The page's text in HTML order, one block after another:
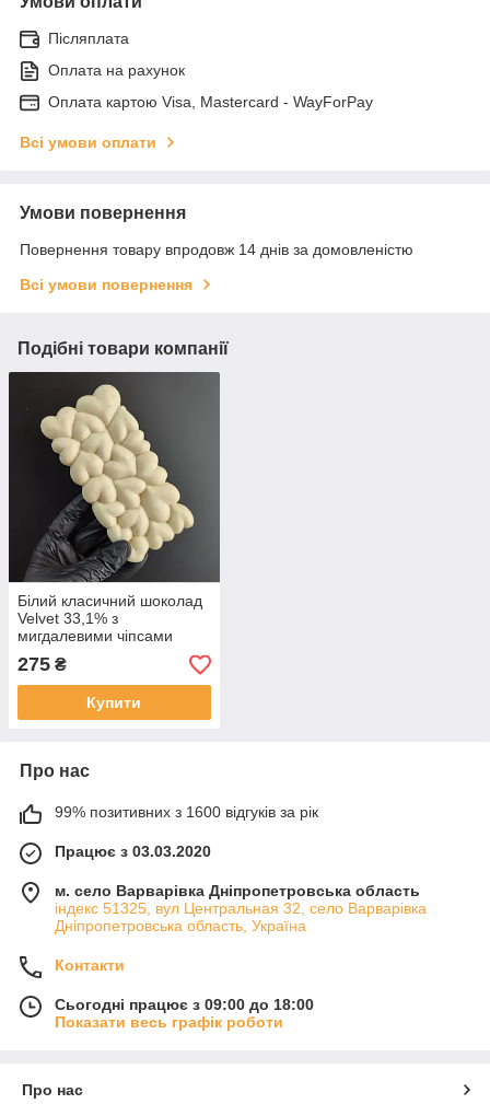
Післяплата
Оплата на рахунок
Оплата картою Visa, Mastercard - WayForPay
Всі умови оплати
Умови повернення
Повернення товару впродовж 14 днів за домовленістю
Всі умови повернення
Подібні товари компанії
Білий класичний шоколад
Velvet 33,1% з
мигдалевими чіпсами
кокосовою стружкою та
сухим кокосовим молоком
90 грамів
275 ₴
Купити
Про нас
99% позитивних з 1600 відгуків за рік
Працює з 03.03.2020
м. село Варварівка Дніпропетровська область
індекс 51325, вул Центральная 32, село Варварівка
Дніпропетровська область, Україна
Контакти
Сьогодні працює з 09:00 до 18:00
Показати весь графік роботи
Про нас